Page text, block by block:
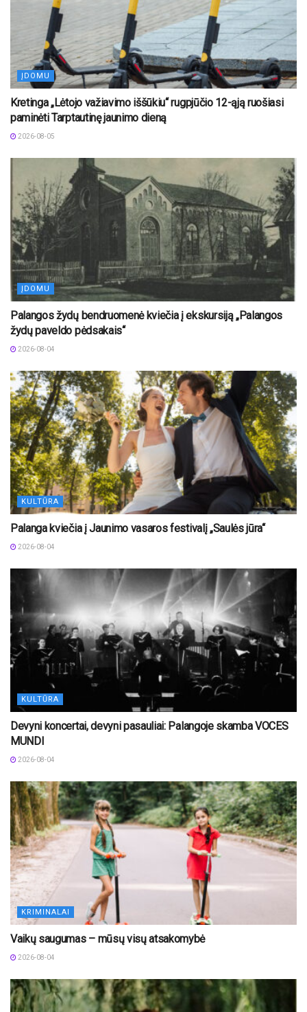
ĮDOMU
Kretinga „Lėtojo važiavimo iššūkiu“ rugpjūčio 12-ąją ruošiasi
paminėti Tarptautinę jaunimo dieną
2026-08-05
ĮDOMU
Palangos žydų bendruomenė kviečia į ekskursiją „Palangos
žydų paveldo pėdsakais“
2026-08-04
KULTŪRA
Palanga kviečia į Jaunimo vasaros festivalį „Saulės jūra“
2026-08-04
KULTŪRA
Devyni koncertai, devyni pasauliai: Palangoje skamba VOCES
MUNDI
2026-08-04
KRIMINALAI
Vaikų saugumas – mūsų visų atsakomybė
2026-08-04